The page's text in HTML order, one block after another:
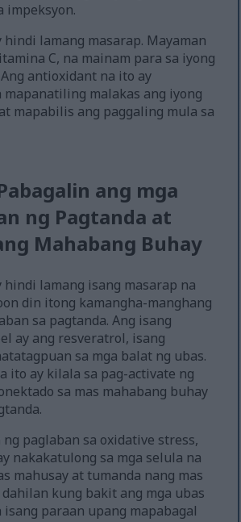
impeksyon.
hindi lamang masarap. Mayaman
C, na mainam para sa iyong
antioxidant na ito ay
mapanatiling malakas ang iyong
mapabilis ang paggaling mula sa
ang mga
ng Pagtanda at
Mahabang Buhay
hindi lamang isang masarap na
din itong kamangha-manghang
sa pagtanda. Ang isang
ay ang resveratrol, isang
sa mga balat ng ubas.
ito ay kilala sa pag-activate ng
sa mas mahabang buhay
ng paglaban sa oxidative stress,
nakakatulong sa mga selula na
mahusay at tumanda nang mas
kung bakit ang mga ubas
paraan upang mapabagal